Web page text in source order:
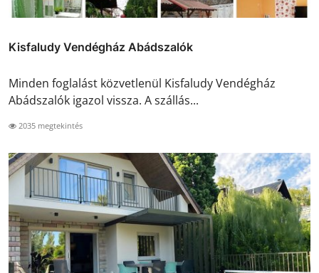
Kisfaludy Vendégház Abádszalók
Minden foglalást közvetlenül Kisfaludy Vendégház
Abádszalók igazol vissza. A szállás...
2035 megtekintés